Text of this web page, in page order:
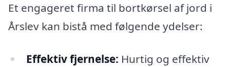
Et engageret firma til bortkørsel af jord i
Årslev kan bistå med følgende ydelser:
Effektiv fjernelse: Hurtig og effektiv